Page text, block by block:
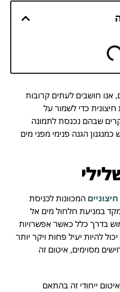
אנו חושבים לעתים קרובות
כדי לשמור על
שבהם נכנסת לתמונה
הגנה פנימי מפני מים
המכוונות לכניסת
במניעת חלחול מים אל
בדרך כלל כאשר אפשרויות
להיות יעיל פחות ויקר יותר
מסוימים, איטום זה
ייחודי זה בהתאם